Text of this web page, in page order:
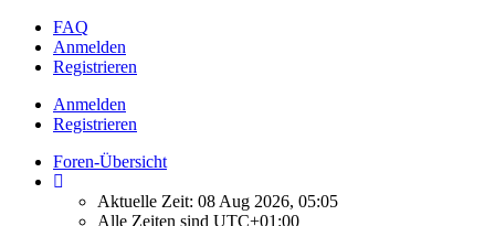
FAQ
Anmelden
Registrieren
Anmelden
Registrieren
Foren-Übersicht
Aktuelle Zeit: 08 Aug 2026, 05:05
Alle Zeiten sind UTC+01:00